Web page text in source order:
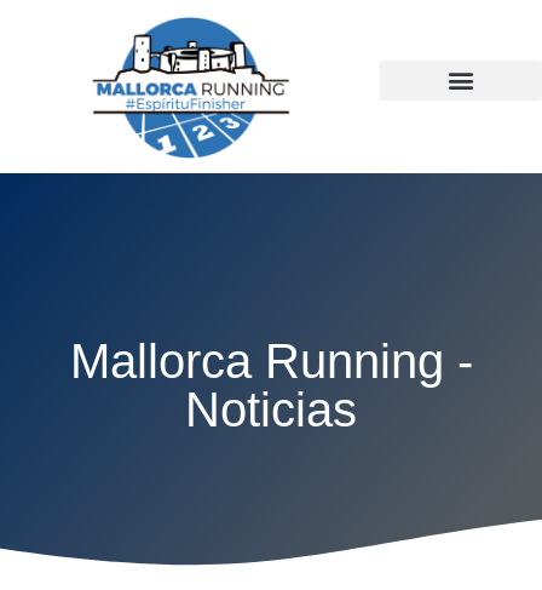
Mallorca Running -
Noticias